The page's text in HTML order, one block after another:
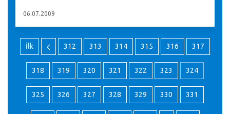
06.07.2009
İlk 312 313 314 315 316 317
318 319 320 321 322 323 324
325 326 327 328 329 330 331